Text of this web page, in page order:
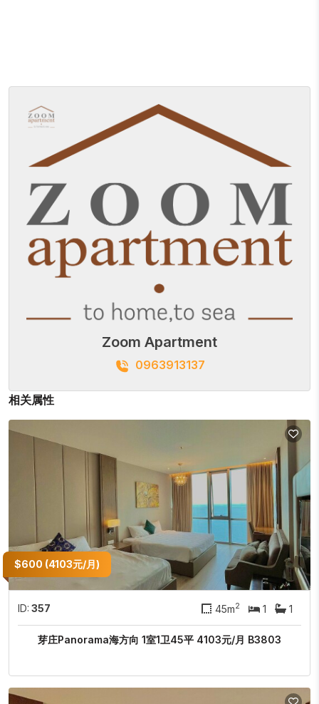
Zoom Apartment
0963913137
相关属性
$600 (4103元/月)
ID: 357 45m2 1 1
芽庄Panorama海方向 1室1卫45平 4103元/月 B3803